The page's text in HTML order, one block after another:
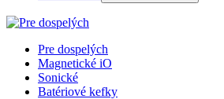
Pre dospelých
Magnetické iO
Sonické
Batériové kefky